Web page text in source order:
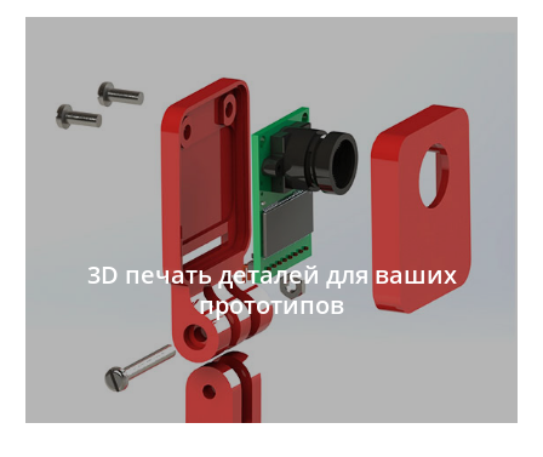
3D печать деталей для ваших
прототипов